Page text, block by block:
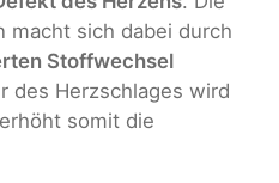
macht sich dabei durch
Stoffwechsel
des Herzschlages wird
somit die